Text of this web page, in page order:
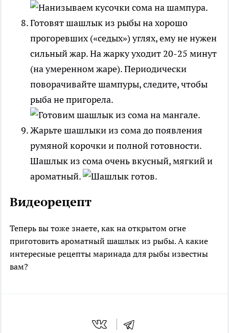
Готовят шашлык из рыбы на хорошо
прогоревших («седых») углях, ему не нужен
сильный жар. На жарку уходит 20-25 минут
(на умеренном жаре). Периодически
поворачивайте шампуры, следите, чтобы
рыба не пригорела.
Жарьте шашлыки из сома до появления
румяной корочки и полной готовности.
Шашлык из сома очень вкусный, мягкий и
ароматный.
Видеорецепт
Теперь вы тоже знаете, как на открытом огне
приготовить ароматный шашлык из рыбы. А какие
интересные рецепты маринада для рыбы известны
вам?